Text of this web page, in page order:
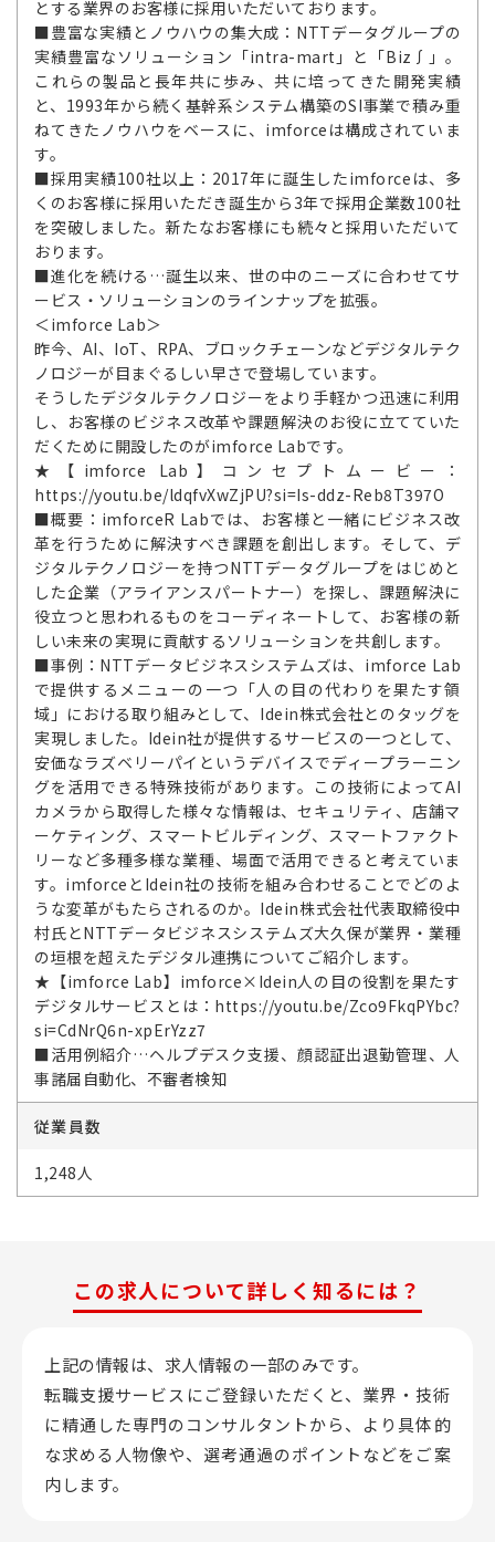
とする業界のお客様に採用いただいております。
■豊富な実績とノウハウの集大成：NTTデータグループの
実績豊富なソリューション「intra-mart」と「Biz∫」。
これらの製品と長年共に歩み、共に培ってきた開発実績
と、1993年から続く基幹系システム構築のSI事業で積み重
ねてきたノウハウをベースに、imforceは構成されていま
す。
■採用実績100社以上：2017年に誕生したimforceは、多
くのお客様に採用いただき誕生から3年で採用企業数100社
を突破しました。新たなお客様にも続々と採用いただいて
おります。
■進化を続ける…誕生以来、世の中のニーズに合わせてサ
ービス・ソリューションのラインナップを拡張。
＜imforce Lab＞
昨今、AI、IoT、RPA、ブロックチェーンなどデジタルテク
ノロジーが目まぐるしい早さで登場しています。
そうしたデジタルテクノロジーをより手軽かつ迅速に利用
し、お客様のビジネス改革や課題解決のお役に立てていた
だくために開設したのがimforce Labです。
★【imforce Lab】コンセプトムービー：
https://youtu.be/ldqfvXwZjPU?si=Is-ddz-Reb8T397O
■概要：imforceR Labでは、お客様と一緒にビジネス改
革を行うために解決すべき課題を創出します。そして、デ
ジタルテクノロジーを持つNTTデータグループをはじめと
した企業（アライアンスパートナー）を探し、課題解決に
役立つと思われるものをコーディネートして、お客様の新
しい未来の実現に貢献するソリューションを共創します。
■事例：NTTデータビジネスシステムズは、imforce Lab
で提供するメニューの一つ「人の目の代わりを果たす領
域」における取り組みとして、Idein株式会社とのタッグを
実現しました。Idein社が提供するサービスの一つとして、
安価なラズベリーパイというデバイスでディープラーニン
グを活用できる特殊技術があります。この技術によってAI
カメラから取得した様々な情報は、セキュリティ、店舗マ
ーケティング、スマートビルディング、スマートファクト
リーなど多種多様な業種、場面で活用できると考えていま
す。imforceとIdein社の技術を組み合わせることでどのよ
うな変革がもたらされるのか。Idein株式会社代表取締役中
村氏とNTTデータビジネスシステムズ大久保が業界・業種
の垣根を超えたデジタル連携についてご紹介します。
★【imforce Lab】imforce×Idein人の目の役割を果たす
デジタルサービスとは：https://youtu.be/Zco9FkqPYbc?
si=CdNrQ6n-xpErYzz7
■活用例紹介…ヘルプデスク支援、顔認証出退勤管理、人
事諸届自動化、不審者検知
従業員数
1,248人
この求人について詳しく知るには？
上記の情報は、求人情報の一部のみです。
転職支援サービスにご登録いただくと、業界・技術
に精通した専門のコンサルタントから、 より具体的
な求める人物像や、選考通過のポイントなどをご案
内します。